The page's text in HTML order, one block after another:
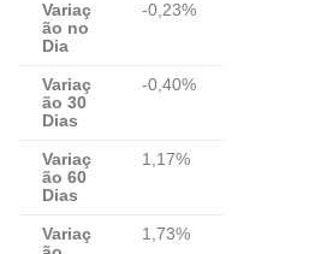
Variaç
ão no
Dia
-0,23%
Variaç
ão 30
Dias
-0,40%
Variaç
ão 60
Dias
1,17%
Variaç
1,73%